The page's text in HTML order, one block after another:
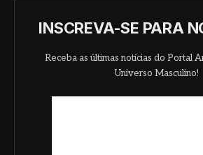
INSCREVA-SE PARA
Receba as últimas notícias do Portal
Universo Masculino!